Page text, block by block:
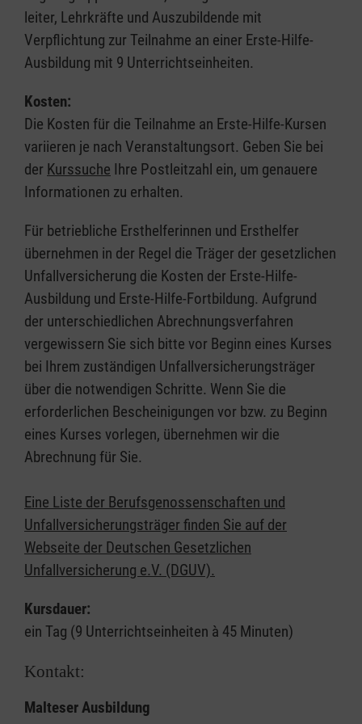
leiter, Lehrkräfte und Auszubildende mit
Verpflichtung zur Teilnahme an einer Erste-Hilfe-
Ausbildung mit 9 Unterrichtseinheiten.
Kosten:
Die Kosten für die Teilnahme an Erste-Hilfe-Kursen
variieren je nach Veranstaltungsort. Geben Sie bei
der Kurssuche Ihre Postleitzahl ein, um genauere
Informationen zu erhalten.
Für betriebliche Ersthelferinnen und Ersthelfer
übernehmen in der Regel die Träger der gesetzlichen
Unfallversicherung die Kosten der Erste-Hilfe-
Ausbildung und Erste-Hilfe-Fortbildung. Aufgrund
der unterschiedlichen Abrechnungsverfahren
vergewissern Sie sich bitte vor Beginn eines Kurses
bei Ihrem zuständigen Unfallversicherungsträger
über die notwendigen Schritte. Wenn Sie die
erforderlichen Bescheinigungen vor bzw. zu Beginn
eines Kurses vorlegen, übernehmen wir die
Abrechnung für Sie.
Eine Liste der Berufsgenossenschaften und
Unfallversicherungsträger finden Sie auf der
Webseite der Deutschen Gesetzlichen
Unfallversicherung e.V. (DGUV).
Kursdauer:
ein Tag (9 Unterrichtseinheiten à 45 Minuten)
Kontakt:
Malteser Ausbildung